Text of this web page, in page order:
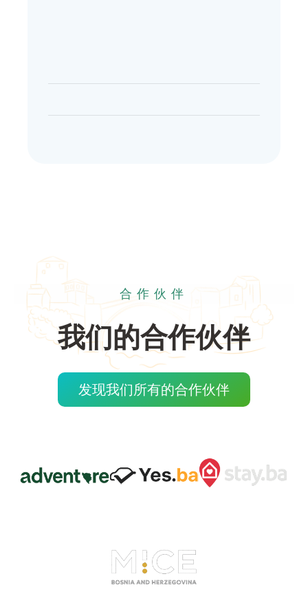
合作伙伴
我们的合作伙伴
发现我们所有的合作伙伴